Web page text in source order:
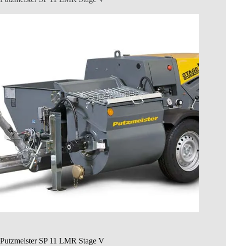
Putzmeister SP 11 LMR Stage V